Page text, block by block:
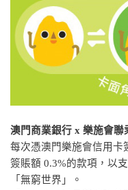
澳門商業銀行 x 樂施會聯
每次憑澳門樂施會信用卡
簽賬額 0.3%的款項，以
「無窮世界」。